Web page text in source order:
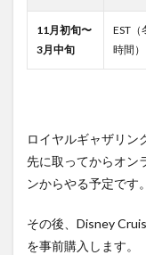
11月初旬〜
3月中旬
EST（
時間）
ロイヤルギャザリン
先に取ってからオン
ンからやる予定です。
その後、Disney
を事前購入します。